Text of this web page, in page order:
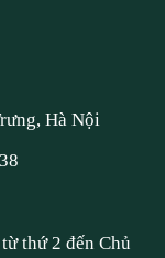
Hà Nội
thứ 2 đến Chủ